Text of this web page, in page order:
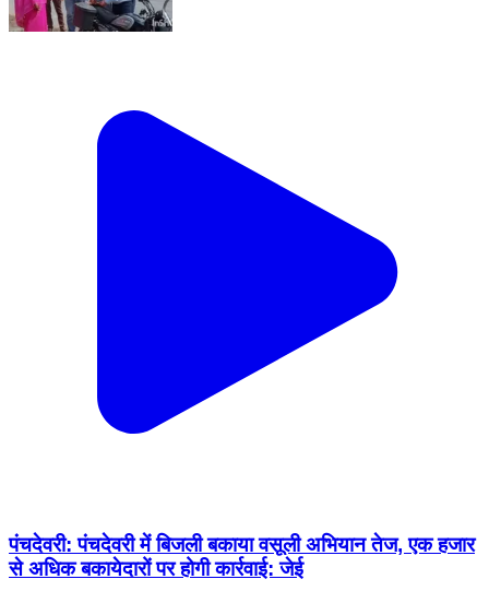
पंचदेवरी: पंचदेवरी में बिजली बकाया वसूली अभियान तेज, एक हजार
से अधिक बकायेदारों पर होगी कार्रवाई: जेई